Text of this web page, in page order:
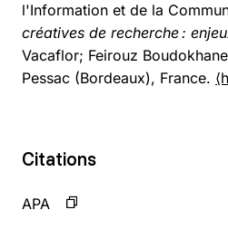
l'Information et de la
créatives de recherche :
Vacaflor; Feirouz
Pessac (Bordeaux), France.
Citations
APA